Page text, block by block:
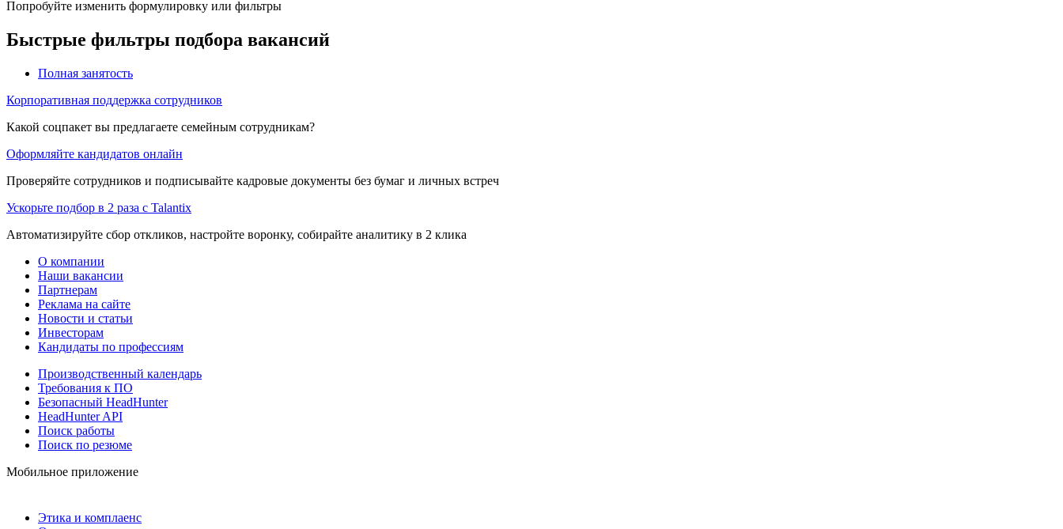
Попробуйте изменить формулировку или фильтры
Быстрые фильтры подбора вакансий
Полная занятость
Корпоративная поддержка сотрудников
Какой соцпакет вы предлагаете семейным сотрудникам?
Оформляйте кандидатов онлайн
Проверяйте сотрудников и подписывайте кадровые документы без бумаг и личных встреч
Ускорьте подбор в 2 раза с Talantix
Автоматизируйте сбор откликов, настройте воронку, собирайте аналитику в 2 клика
О компании
Наши вакансии
Партнерам
Реклама на сайте
Новости и статьи
Инвесторам
Кандидаты по профессиям
Производственный календарь
Требования к ПО
Безопасный HeadHunter
HeadHunter API
Поиск работы
Поиск по резюме
Мобильное приложение
Этика и комплаенс